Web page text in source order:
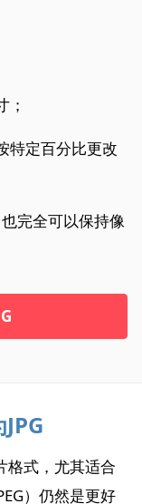
特定百分比更改
完全可以保持像
格式，尤其适合
）仍然是更好